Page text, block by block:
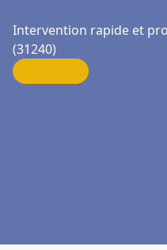
Intervention rapide et
(31240)